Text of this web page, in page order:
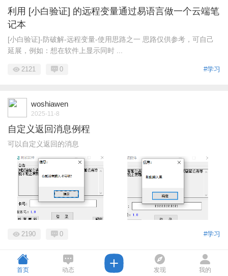
利用 [小白验证] 的远程变量通过易语言做一个云端笔
记本
[小白验证]-防破解-远程变量-使用思路之一 思路仅供参考，可自己
延展，例如：想在软件上显示同时 ...
#学习
2121 0
woshiawen
2025-11-8
自定义返回消息例程
可以自定义返回的消息
#学习
2190 0
首页 动态 发现 我的